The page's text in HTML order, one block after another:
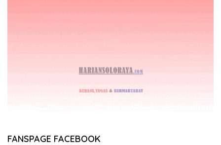
FANSPAGE FACEBOOK